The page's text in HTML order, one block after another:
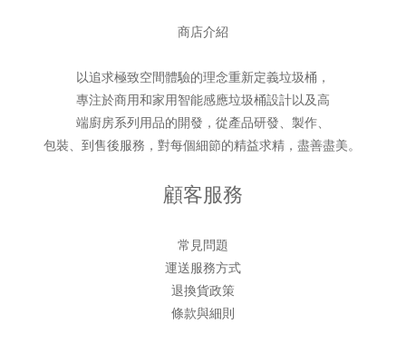
商店介紹
以追求極致空間體驗的理念重新定義垃圾桶，
專注於商用和家用智能感應垃圾桶設計以及高
端廚房系列用品的開發，從產品研發、製作、
包裝、到售後服務，對每個細節的精益求精，盡善盡美。
顧客服務
常見問題
運送服務方式
退換貨政策
條款與細則